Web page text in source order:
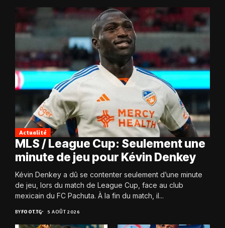
Actualité
MLS / League Cup: Seulement une
minute de jeu pour Kévin Denkey
Kévin Denkey a dû se contenter seulement d’une minute
de jeu, lors du match de League Cup, face au club
mexicain du FC Pachuta. À la fin du match, il...
BYFOOT.TG 5 AOÛT 2026